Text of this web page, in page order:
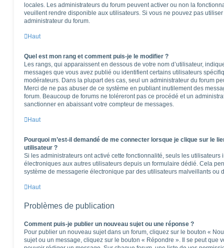
locales. Les administrateurs du forum peuvent activer ou non la
veuillent rendre disponible aux utilisateurs. Si vous ne pouvez pas
administrateur du forum.
Haut
Quel est mon rang et comment puis-je le modifier ?
Les rangs, qui apparaissent en dessous de votre nom d’utilisateur,
messages que vous avez publié ou identifient certains utilisateurs
modérateurs. Dans la plupart des cas, seul un administrateur du forum
Merci de ne pas abuser de ce système en publiant inutilement des
forum. Beaucoup de forums ne toléreront pas ce procédé et un
sanctionner en abaissant votre compteur de messages.
Haut
Pourquoi m’est-il demandé de me connecter lorsque je clique sur le
utilisateur ?
Si les administrateurs ont activé cette fonctionnalité, seuls les
électroniques aux autres utilisateurs depuis un formulaire dédié. Cela
système de messagerie électronique par des utilisateurs malveillants ou
Haut
Problèmes de publication
Comment puis-je publier un nouveau sujet ou une réponse ?
Pour publier un nouveau sujet dans un forum, cliquez sur le bouton «
sujet ou un message, cliquez sur le bouton « Répondre ». Il se peut que